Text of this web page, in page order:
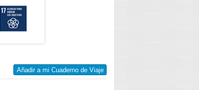
Añadir a mi Cuaderno de Viaje